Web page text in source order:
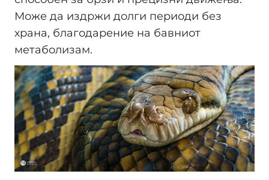
Може да издржи долги периоди без
храна, благодарение на бавниот
метаболизам.